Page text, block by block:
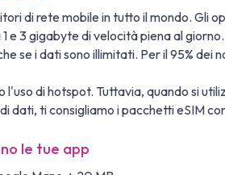
di rete mobile in tutto il mondo. Gli
e 3 gigabyte di velocità piena al
se i dati sono illimitati. Per il 95% dei
l'uso di hotspot. Tuttavia, quando si
dati, ti consigliamo i pacchetti eSIM
le tue app